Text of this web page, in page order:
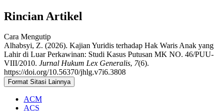
Rincian Artikel
Cara Mengutip
Alhabsyi, Z. (2026). Kajian Yuridis terhadap Hak Waris Anak yang
Lahir di Luar Perkawinan: Studi Kasus Putusan MK NO. 46/PUU-
VIII/2010. Jurnal Hukum Lex Generalis, 7(6).
https://doi.org/10.56370/jhlg.v7i6.3808
Format Sitasi Lainnya
ACM
ACS